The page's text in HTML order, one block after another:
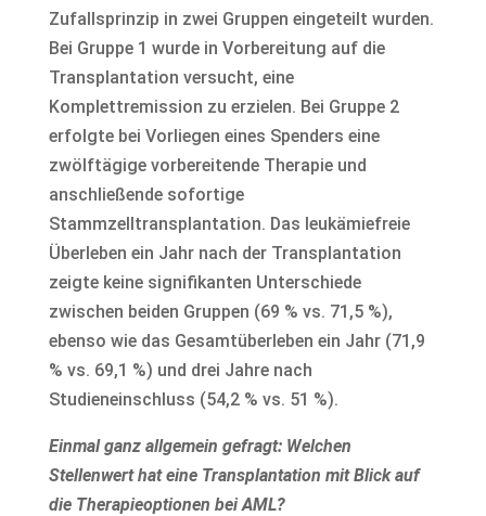
Zufallsprinzip in zwei Gruppen eingeteilt wurden.
Bei Gruppe 1 wurde in Vorbereitung auf die
Transplantation versucht, eine
Komplettremission zu erzielen. Bei Gruppe 2
erfolgte bei Vorliegen eines Spenders eine
zwölftägige vorbereitende Therapie und
anschließende sofortige
Stammzelltransplantation. Das leukämiefreie
Überleben ein Jahr nach der Transplantation
zeigte keine signifikanten Unterschiede
zwischen beiden Gruppen (69 % vs. 71,5 %),
ebenso wie das Gesamtüberleben ein Jahr (71,9
% vs. 69,1 %) und drei Jahre nach
Studieneinschluss (54,2 % vs. 51 %).
Einmal ganz allgemein gefragt: Welchen
Stellenwert hat eine Transplantation mit Blick auf
die Therapieoptionen bei AML?